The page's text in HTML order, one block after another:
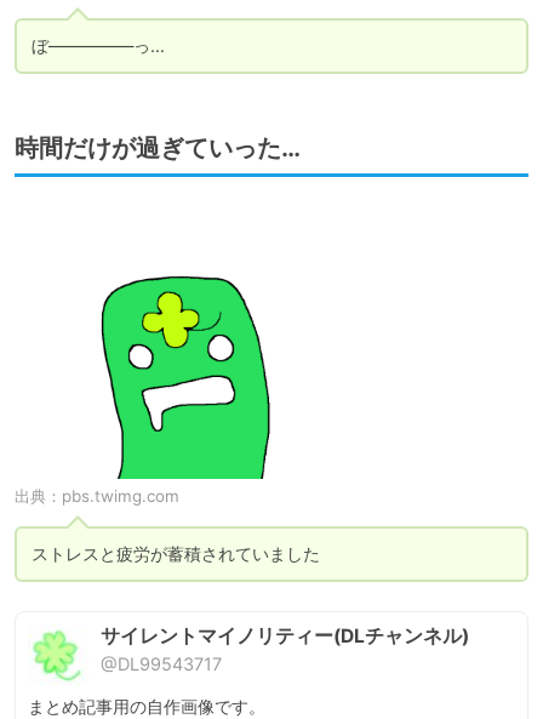
ぼ―――――っ…
時間だけが過ぎていった…
出典： pbs.twimg.com
ストレスと疲労が蓄積されていました
サイレントマイノリティー(DLチャンネル)
@DL99543717
まとめ記事用の自作画像です。